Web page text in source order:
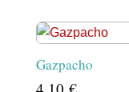
Gazpacho